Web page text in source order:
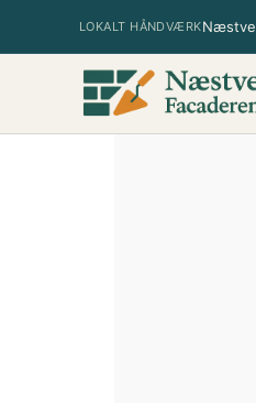
LOKALT HÅNDVÆRK